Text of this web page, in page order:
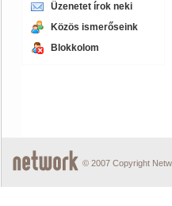
Üzenetet írok neki
Közös ismerőseink
Blokkolom
© 2007 Copyright